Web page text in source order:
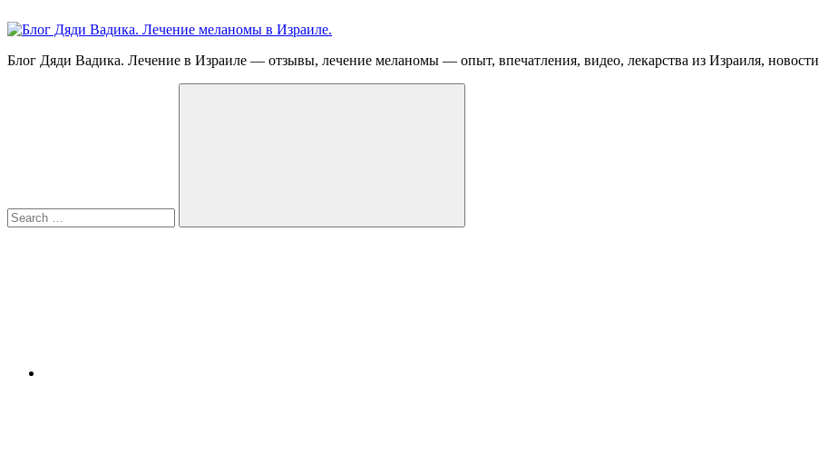
to
Блог
Блог Дяди Вадика. Лечение в Израиле — отзывы, лечение меланомы — опыт, впечатления, видео, лекарства из Израиля, новости
Search